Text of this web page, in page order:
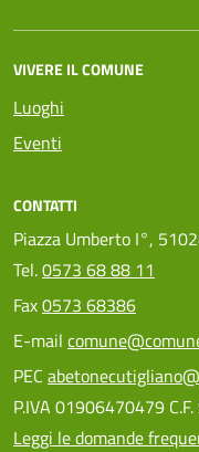
VIVERE IL COMUNE
Luoghi
Eventi
CONTATTI
Piazza Umberto I°,
Tel.0573 68 88 11
Fax0573 68386
E-mail
PEC
P.IVA 01906470479
Leggi le domande